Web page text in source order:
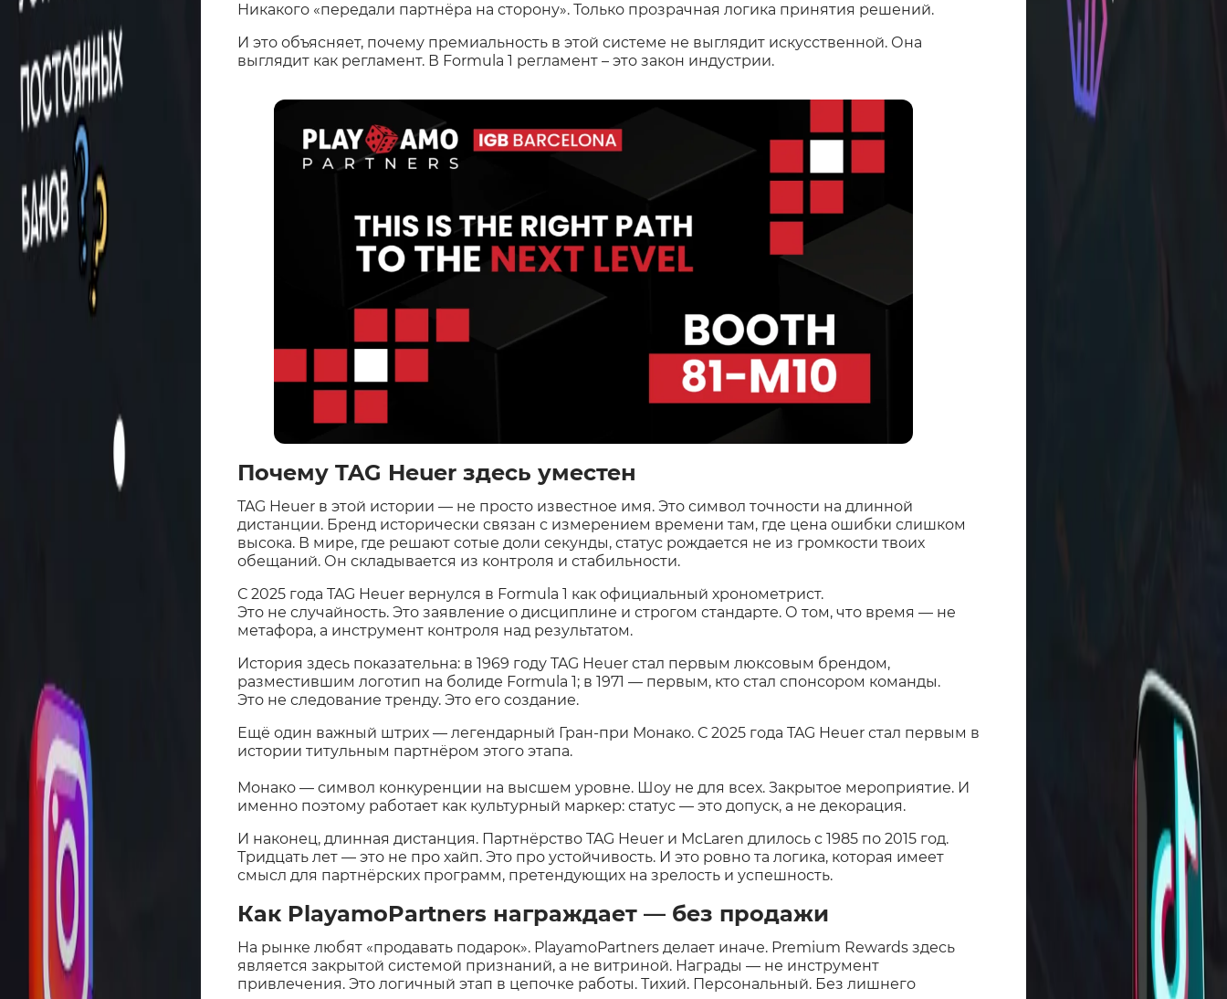
Никакого «передали партнёра на сторону». Только прозрачная логика принятия решений.
И это объясняет, почему премиальность в этой системе не выглядит искусственной. Она
выглядит как регламент. В Formula 1 регламент – это закон индустрии.
Почему TAG Heuer здесь уместен
TAG Heuer в этой истории — не просто известное имя. Это символ точности на длинной
дистанции. Бренд исторически связан с измерением времени там, где цена ошибки слишком
высока. В мире, где решают сотые доли секунды, статус рождается не из громкости твоих
обещаний. Он складывается из контроля и стабильности.
С 2025 года TAG Heuer вернулся в Formula 1 как официальный хронометрист.
Это не случайность. Это заявление о дисциплине и строгом стандарте. О том, что время — не
метафора, а инструмент контроля над результатом.
История здесь показательна: в 1969 году TAG Heuer стал первым люксовым брендом,
разместившим логотип на болиде Formula 1; в 1971 — первым, кто стал спонсором команды.
Это не следование тренду. Это его создание.
Ещё один важный штрих — легендарный Гран-при Монако. С 2025 года TAG Heuer стал первым в
истории титульным партнёром этого этапа.
Монако — символ конкуренции на высшем уровне. Шоу не для всех. Закрытое мероприятие. И
именно поэтому работает как культурный маркер: статус — это допуск, а не декорация.
И наконец, длинная дистанция. Партнёрство TAG Heuer и McLaren длилось с 1985 по 2015 год.
Тридцать лет — это не про хайп. Это про устойчивость. И это ровно та логика, которая имеет
смысл для партнёрских программ, претендующих на зрелость и успешность.
Как PlayamoPartners награждает — без продажи
На рынке любят «продавать подарок». PlayamoPartners делает иначе. Premium Rewards здесь
является закрытой системой признаний, а не витриной. Награды — не инструмент
привлечения. Это логичный этап в цепочке работы. Тихий. Персональный. Без лишнего